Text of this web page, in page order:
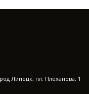
Липецк, пл. Плеханова, 1